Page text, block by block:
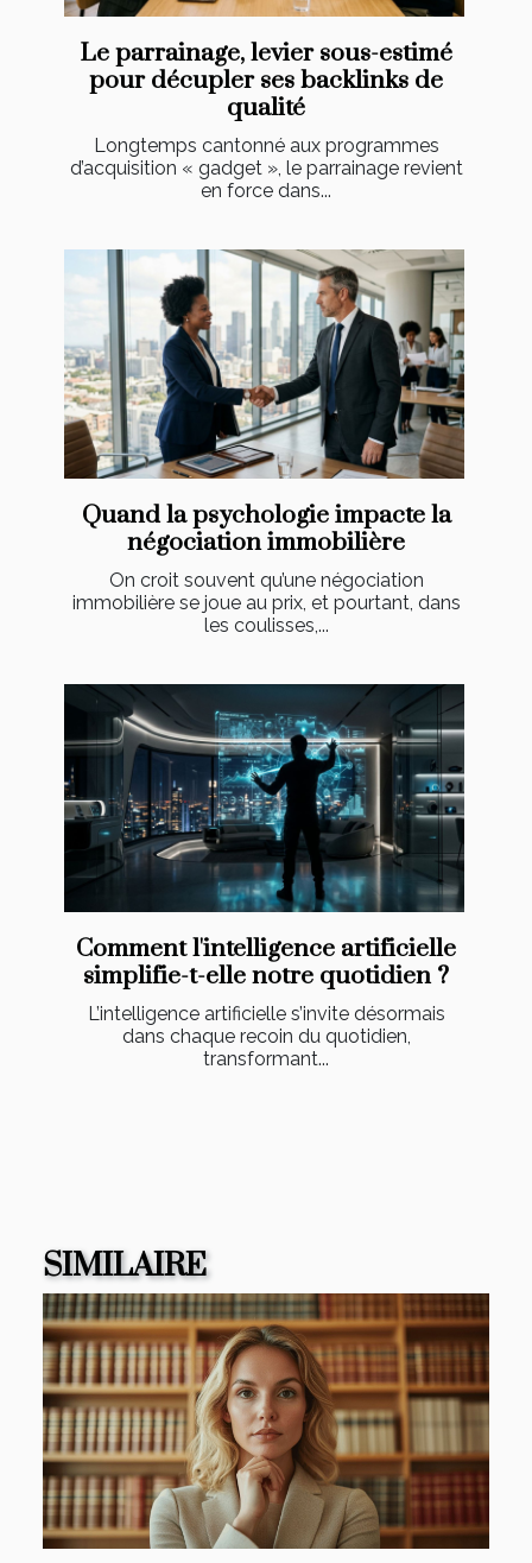
Le parrainage, levier sous-estimé
pour décupler ses backlinks de
qualité
Longtemps cantonné aux programmes
d’acquisition « gadget », le parrainage revient
en force dans...
Quand la psychologie impacte la
négociation immobilière
On croit souvent qu’une négociation
immobilière se joue au prix, et pourtant, dans
les coulisses,...
Comment l'intelligence artificielle
simplifie-t-elle notre quotidien ?
L’intelligence artificielle s’invite désormais
dans chaque recoin du quotidien,
transformant...
SIMILAIRE